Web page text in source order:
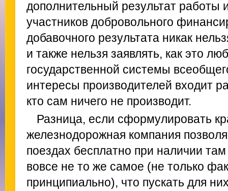
дополнительный результат работы
участников добровольного
добавочного результата никак
и также нельзя заявлять, как это
государственной системы
интересы производителей входит
кто сам ничего не производит.
Разница, если сформулировать
железнодорожная компания
поездах бесплатно при наличии
вовсе не то же самое (не только
принципиально), что пускать для